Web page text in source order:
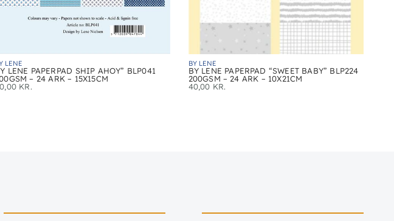
LENE
LENE PAPERPAD SHIP AHOY” BLP041
– 24 ARK – 15X15CM
KR.
BY LENE
BY LENE PAPERPAD “SWEET BABY” BLP224
200GSM – 24 ARK – 10X21CM
40,00 KR.